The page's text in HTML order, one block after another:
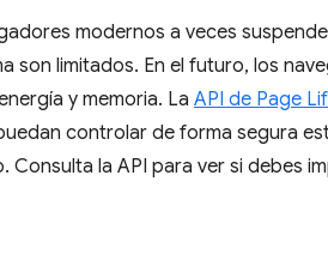
modernos a veces
son limitados. En el futuro, los
y memoria. La API de Page
controlar de forma segura
Consulta la API para ver si debes